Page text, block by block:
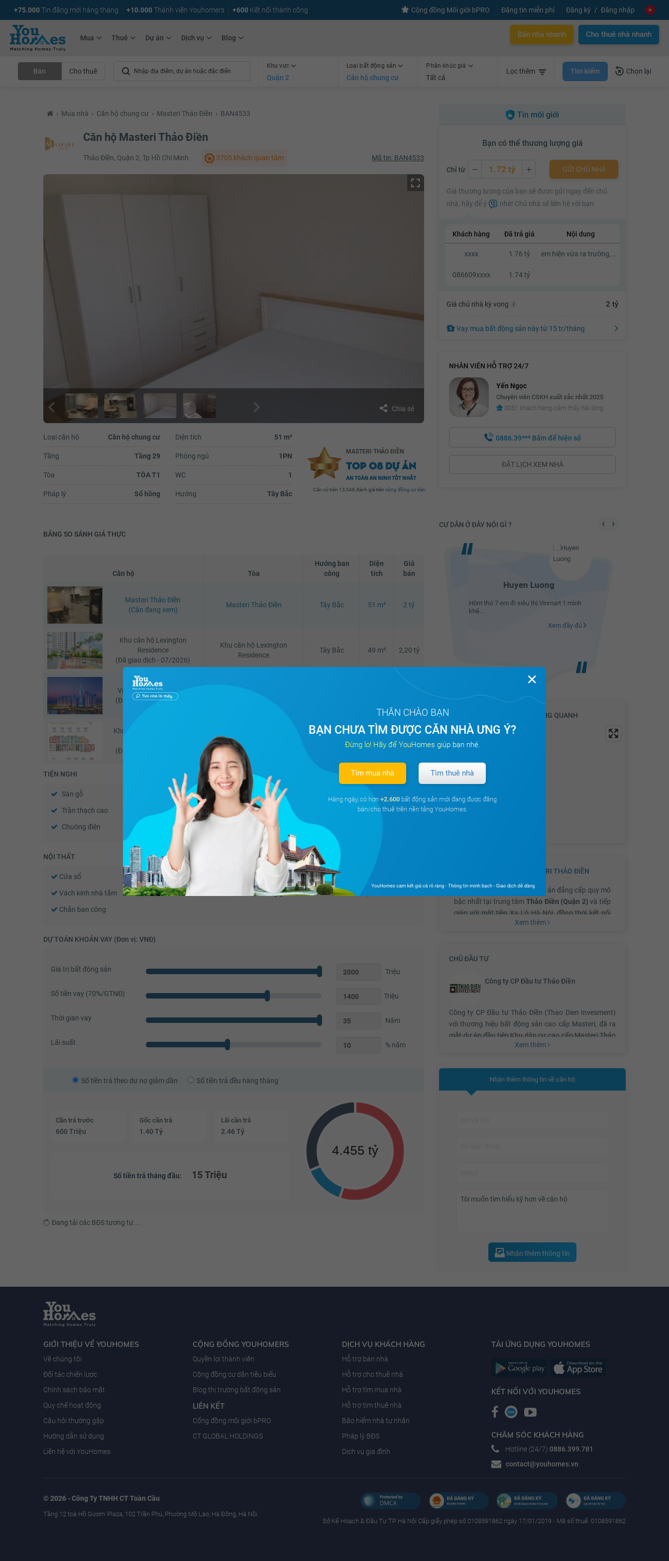
+75.000Tin đăng mới hàng tháng +10.000Thành viên Youhomers +600 Kết nối thành công Cộng đồng Môi giới bPRO Đăng tin miễn phí Đăng ký Đăng nhập
Mua Thuê Dự án Dịch vụ Blog Bán nhà nhanh Cho thuê nhà nhanh
Bán Cho thuê
Khu vực
Quận 2
Loại bất động sản
Căn hộ chung cư
Phân khúc giá
Tất cả
Lọc thêm Tìm kiếm Chọn lại
› Mua nhà › Căn hộ chung cư › Masteri Thảo Điền › BAN4533
Căn hộ Masteri Thảo Điền
Thảo Điền, Quận 2, Tp Hồ Chí Minh 3705 khách quan tâm Mã tin: BAN4533
Chia sẻ
Loại căn hộ Căn hộ chung cư
Tầng Tầng 29
Tòa TÒA T1
Pháp lý Sổ hồng
Diện tích 51 m²
Phòng ngủ 1PN
WC 1
Hướng Tây Bắc
MASTERI THẢO ĐIỀN
TOP 08 DỰ ÁN
AN TOÀN AN NINH TỐT NHẤT
Căn cứ trên 13,548 đánh giá trên cộng đồng cư dân
BẢNG SO SÁNH GIÁ THỰC
Căn hộ Tòa
Hướng ban
công
Diện
tích
Giá
bán
Masteri Thảo Điền
(Căn đang xem)
Masteri Thảo Điền Tây Bắc 51 m² 2 tỷ
Khu căn hộ Lexington
Residence
(Đã giao dịch - 07/2026)
Khu căn hộ Lexington
Residence
Tây Bắc 49 m² 2,20 tỷ
Vinhomes Central Park
(Đã giao dịch - 05/2026)
Khu căn hộ Jamila Khang
(Đã giao dịch - 05/2026)
Khu căn hộ Jamila Khang
48 m² 2 tỷ
TIỆN NGHI
Sàn gỗ Sàn đá Thiết bị báo cháy
Trần thạch cao Tường sơn bả Cửa sổ an toàn Cửa khung nhôm kính
Chuông điện Cửa gỗ công nghiệp
NỘI THẤT
Cửa sổ Tủ âm tường Tủ bếp Máy rửa bát
Vách kính nhà tắm Toilet Quạt thông gió Bồn rửa mặt
Chắn ban công
DỰ TOÁN KHOẢN VAY (Đơn vị: VNĐ)
Giá trị bất động sản Triệu
Số tiền vay (70%/GTNĐ) Triệu
Thời gian vay Năm
Lãi suất % năm
Số tiền trả theo dư nợ giảm dần Số tiền trả đều hàng tháng
Cần trả trước
600 Triệu
Gốc cần trả
1.40 Tỷ
Lãi cần trả
2.46 Tỷ
Số tiền trả tháng đầu: 15 Triệu
Đang tải các BĐS tương tự....
Tin môi giới
Bạn có thể thương lượng giá
Chỉ từ 1.72 tỷ
1.72 tỷ
1.74 tỷ
1.78 tỷ
1.82 tỷ
1.86 tỷ
1.88 tỷ
1.92 tỷ
1.96 tỷ
1.98 tỷ
2 tỷ
GỬI CHỦ NHÀ
Giá thương lượng của bạn sẽ được gửi ngay đến chủ
nhà, hãy để ý
nhé! Chủ nhà sẽ liên hệ với bạn.
Khách hàng Đã trả giá Nội dung
xxxx 1.76 tỷ em hiện vừa ra trường, mong chủ nhà hỗ trợ cho lớp trẻ được an cư, sau khi ổn định sẽ hậu tạ thêm sau ạ
086609xxxx 1.74 tỷ
Giá chủ nhà kỳ vọng 2 tỷ
Vay mua bất động sản nàytừ 15 tr/tháng
NHÂN VIÊN HỖ TRỢ 24/7
Yến Ngọc
Chuyên viên CSKH xuất sắc nhất 2025
3051 khách hàng cảm thấy hài lòng
0886.39*** Bấm để hiện số
ĐẶT LỊCH XEM NHÀ
CƯ DÂN Ở ĐÂY NÓI GÌ ?
P/s : Không có ý gì đâu, nhưng mấy anh
bảo vệ khu nhà tốt và đáng mến lắm
Xem đầy đủ
Hôm thứ 7 em đi siêu thị Vinmart 1 mình
Huyen Luong
P/s : Không có ý gì đâu, nhưng mấy anh
bảo vệ khu nhà tốt và đáng mến lắm
được khen thưởng của một em bảo vệ ở
‹ ›
VỊ TRÍ & TIỆN ÍCH KHU VỰC XUNG QUANH
MASTERI THẢO ĐIỀN
Masteri Thảo Điềnlà một dự án đẳng cấp quy mô
bậc nhất tại trung tâm Thảo Điền (Quận 2) và tiếp
giáp với mặt tiền Xa Lộ Hà Nội, đồng thời kết nối
với hệ thống giao thông huyết mạch, sở hữu vị trí
Ngoài ra, dự án cũng kết nối trực tiếp với ga An
Phú (ga số 7), tuyến tàu điện Metro đô thị số 1 Bến
trung tâm quận 1 và các quận lân cận. Sự hòa
quyện giữa nhịp sống hiện đại và không gian xanh
yên bình chính là điểm nhấn độc đáo củaMasteri
Với hơn 60% diện tích không gian xanh: công viên,
hồ điều hòa,... Hơn hết, toàn bộ hệ thống tiện ích
Xem thêm
CHỦ ĐẦU TƯ
Công ty CP Đầu tư Thảo Điền
Công ty CP Đầu tư Thảo Điền (Thao Dien Invesment)
với thương hiệu bất động sản cao cấp Masteri, đã ra
mắt dự án đầu tiên Khu dân cư cao cấp Masteri Thảo
Điền. Dự án Masteri Thảo Điền sở hữu vị trí đẳng cấp,
khu Đông, Thành phố Hồ Chí Minh. Với mục tiêu “phát
triển bền vững” trong lĩnh vực bất động sản, thương
hiệu bất động sản Masteri đã lựa chọn hợp tác với
Xem thêm
Nhận thêm thông tin về căn hộ
Nhận thêm thông tin
GIỚI THIỆU VỀ YOUHOMES
Về chúng tôi
Đối tác chiến lược
Chính sách bảo mật
Quy chế hoạt động
Câu hỏi thường gặp
Hướng dẫn sử dụng
Liên hệ với YouHomes
CỘNG ĐỒNG YOUHOMERS
Quyền lợi thành viên
Cộng đồng cư dân tiêu biểu
Blog thị trường bất động sản
LIÊN KẾT
Cổng đồng môi giới bPRO
CT GLOBAL HOLDINGS
DỊCH VỤ KHÁCH HÀNG
Hỗ trợ bán nhà
Hỗ trợ cho thuê nhà
Hỗ trợ tìm mua nhà
Hỗ trợ tìm thuê nhà
Bảo hiểm nhà tư nhân
Pháp lý BĐS
Dịch vụ gia đình
TẢI ỨNG DỤNG YOUHOMES
KẾT NỐI VỚI YOUHOMES
CHĂM SÓC KHÁCH HÀNG
Hotline (24/7) 0886.399.781
contact@youhomes.vn
© 2026 - Công Ty TNHH CT Toàn Cầu
Tầng 12 toà Hồ Gươm Plaza, 102 Trần Phú, Phường Mộ Lao, Hà Đông, Hà Nội
Sở Kế Hoạch & Ðầu Tư TP Hà Nội Cấp giấy phép số 0108591862 ngày 17/01/2019 - Mã số thuế: 0108591862
✕
THÂN CHÀO BẠN
BẠN CHƯA TÌM ĐƯỢC CĂN NHÀ ƯNG Ý?
Đừng lo! Hãy để YouHomes giúp bạn nhé.
Tìm mua nhà Tìm thuê nhà
Hàng ngày, có hơn +2.600 bất động sản mới đang được đăng
bán/cho thuê trên nền tảng YouHomes.